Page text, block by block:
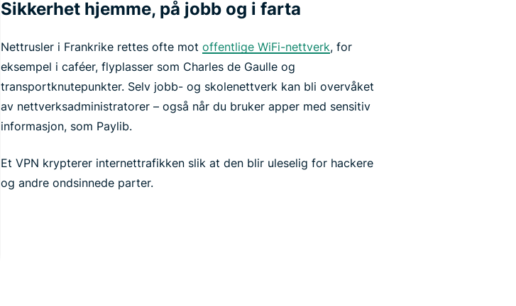
Sikkerhet hjemme, på jobb og i farta
Nettrusler i Frankrike rettes ofte mot offentlige WiFi-nettverk, for
eksempel i caféer, flyplasser som Charles de Gaulle og
transportknutepunkter. Selv jobb- og skolenettverk kan bli overvåket
av nettverksadministratorer – også når du bruker apper med sensitiv
informasjon, som Paylib.
Et VPN krypterer internettrafikken slik at den blir uleselig for hackere
og andre ondsinnede parter.